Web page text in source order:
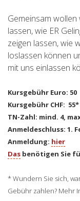
Gemeinsam
lassen, wie ER
zeigen lassen, wie
loslassen können
mit uns einlassen
Kursgebühr Euro: 50
Kursgebühr CHF: 55*
TN-Zahl: mind. 4,
Anmeldeschluss: 1.
Anmeldung: hier
Das benötigen Sie
* Wundern Sie sich,
Gebühr zahlen? Mehr